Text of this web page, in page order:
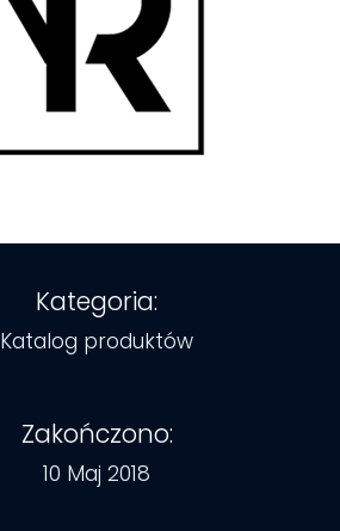
Kategoria:
Katalog produktów
Zakończono:
10 Maj 2018